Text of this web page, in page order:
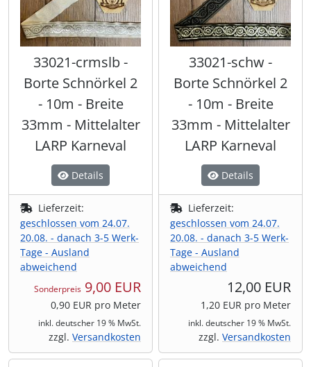
33021-crmslb -
Borte Schnörkel 2
- 10m - Breite
33mm - Mittelalter
LARP Karneval
Details
Lieferzeit:
geschlossen vom 24.07.
20.08. - danach 3-5 Werk-
Tage - Ausland
abweichend
Sonderpreis 9,00 EUR
0,90 EUR pro Meter
inkl. deutscher 19 % MwSt.
zzgl. Versandkosten
33021-schw -
Borte Schnörkel 2
- 10m - Breite
33mm - Mittelalter
LARP Karneval
Details
Lieferzeit:
geschlossen vom 24.07.
20.08. - danach 3-5 Werk-
Tage - Ausland
abweichend
12,00 EUR
1,20 EUR pro Meter
inkl. deutscher 19 % MwSt.
zzgl. Versandkosten